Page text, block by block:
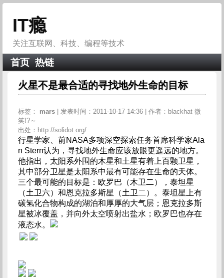
IT瘾
关注互联网、科技、编程等技术
首页 热链
火星不是最合适的寻找地外生命的目标
标签： mars
| 发表时间：2011-10-17 14:36 | 作者：blackhat 微
笑!?～
出处：http://solidot.org/
行星学家、前NASA多项深空探索任务首席科学家Ala
n Stern认为，寻找地外生命应该放眼更遥远的地方。
他指出，太阳系外围的木星和土星有着上百颗卫星，
其中部分卫星是太阳系中最有可能存在生命的天体。
三个最可能的目标是：欧罗巴（木卫二），泰坦星
（土卫六）和恩克拉多斯星（土卫二）。泰坦星上有
碳氢化合物构成的湖泊和厚厚的大气层；恩克拉多斯
星被冰覆盖，并向外太空喷射出盐水；欧罗巴也存在
液态水。